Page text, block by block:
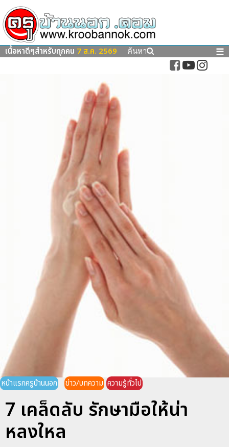
เนื้อหาดีๆสำหรับทุกคน 7 ส.ค. 2569 ค้นหา ☰
หน้าแรกครูบ้านนอก ข่าว/บทความ ความรู้ทั่วไป
7 เคล็ดลับ รักษามือให้น่า
หลงใหล